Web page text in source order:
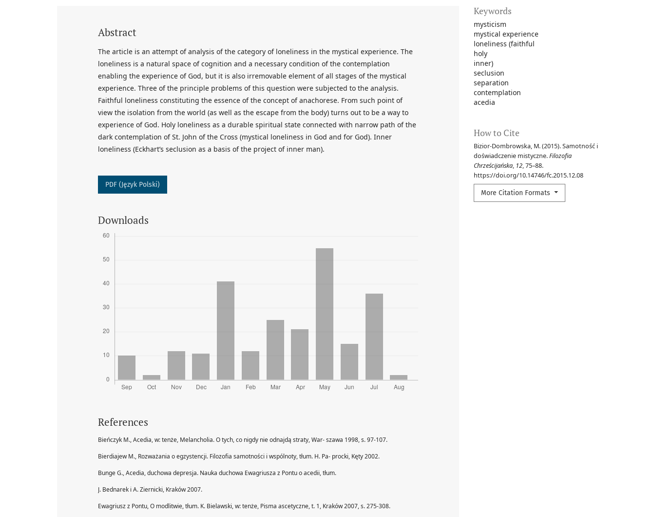
Keywords
mysticism
mystical experience
loneliness (faithful
holy
inner)
seclusion
separation
contemplation
acedia
How to Cite
Bizior-Dombrowska, M. (2015). Samotność i
doświadczenie mistyczne.Filozofia
Chrześcijańska, 12, 75–88.
https://doi.org/10.14746/fc.2015.12.08
More Citation Formats
Abstract
The article is an attempt of analysis of the category of loneliness in the mystical experience. The
loneliness is a natural space of cognition and a necessary condition of the contemplation
enabling the experience of God, but it is also irremovable element of all stages of the mystical
experience. Three of the principle problems of this question were subjected to the analysis.
Faithful loneliness constituting the essence of the concept of anachorese. From such point of
view the isolation from the world (as well as the escape from the body) turns out to be a way to
experience of God. Holy loneliness as a durable spiritual state connected with narrow path of the
dark contemplation of St. John of the Cross (mystical loneliness in God and for God). Inner
loneliness (Eckhart’s seclusion as a basis of the project of inner man).
PDF (Język Polski)
Downloads
References
Bieńczyk M., Acedia, w: tenże, Melancholia. O tych, co nigdy nie odnajdą straty, War- szawa 1998, s. 97-107.
Bierdiajew M., Rozważania o egzystencji. Filozofia samotności i wspólnoty, tłum. H. Pa- procki, Kęty 2002.
Bunge G., Acedia, duchowa depresja. Nauka duchowa Ewagriusza z Pontu o acedii, tłum.
J. Bednarek i A. Ziernicki, Kraków 2007.
Ewagriusz z Pontu, O modlitwie, tłum. K. Bielawski, w: tenże, Pisma ascetyczne, t. 1, Kraków 2007, s. 275-308.